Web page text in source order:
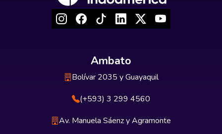
Ambato
Bolívar 2035 y Guayaquil
(+593) 3 299 4560
Av. Manuela Sáenz y Agramonte